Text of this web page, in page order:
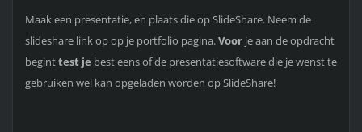
Maak een presentatie, en plaats die op SlideShare. Neem de
slideshare link op op je portfolio pagina.Voor je aan de opdracht
beginttest je best eens of de presentatiesoftware die je wenst te
gebruiken wel kan opgeladen worden op SlideShare!